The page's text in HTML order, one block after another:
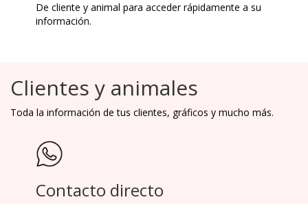
De cliente y animal para acceder rápidamente a su
información.
Clientes y animales
Toda la información de tus clientes, gráficos y mucho más.
Contacto directo